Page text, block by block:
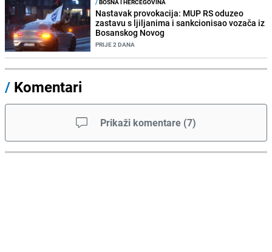
/ BOSNA I HERCEGOVINA
Nastavak provokacija: MUP RS oduzeo
zastavu s ljiljanima i sankcionisao vozača iz
Bosanskog Novog
PRIJE 2 DANA
/ Komentari
Prikaži komentare (7)